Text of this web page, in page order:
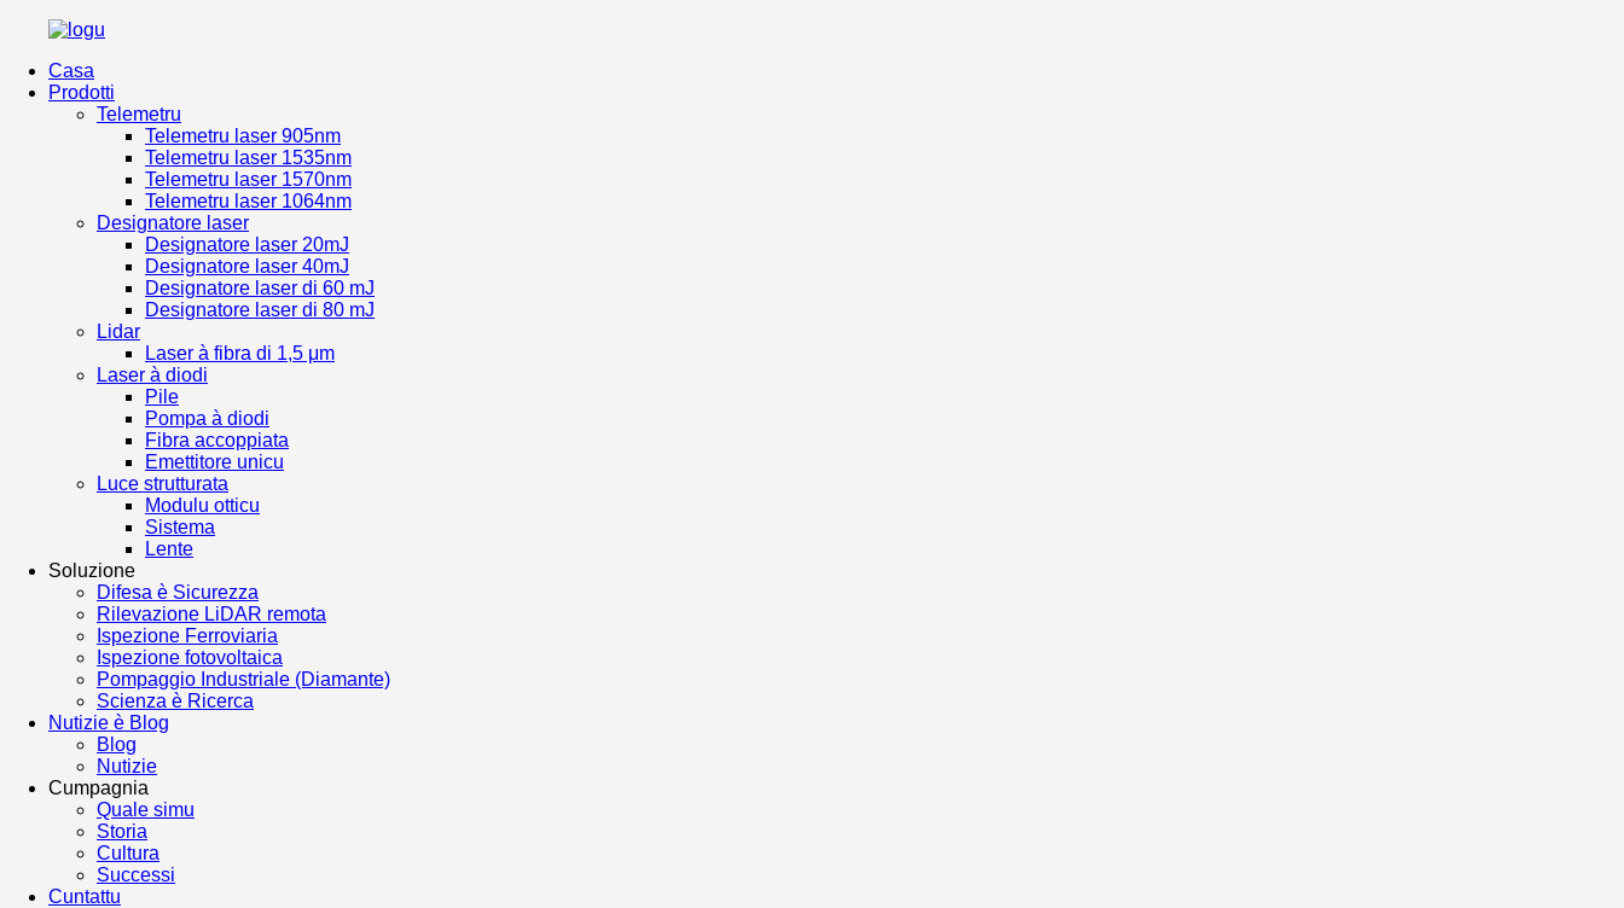
Casa
Prodotti
Telemetru
Telemetru laser 905nm
Telemetru laser 1535nm
Telemetru laser 1570nm
Telemetru laser 1064nm
Designatore laser
Designatore laser 20mJ
Designatore laser 40mJ
Designatore laser di 60 mJ
Designatore laser di 80 mJ
Lidar
Laser à fibra di 1,5 μm
Laser à diodi
Pile
Pompa à diodi
Fibra accoppiata
Emettitore unicu
Luce strutturata
Modulu otticu
Sistema
Lente
Soluzione
Difesa è Sicurezza
Rilevazione LiDAR remota
Ispezione Ferroviaria
Ispezione fotovoltaica
Pompaggio Industriale (Diamante)
Scienza è Ricerca
Nutizie è Blog
Blog
Nutizie
Cumpagnia
Quale simu
Storia
Cultura
Successi
Cuntattu